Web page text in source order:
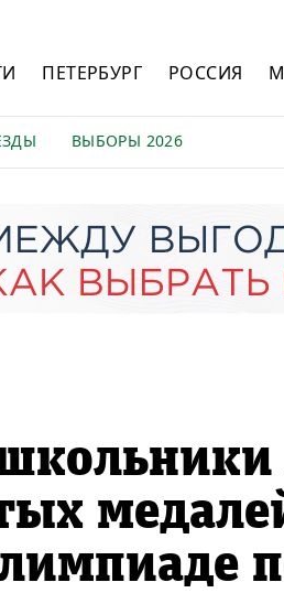
ПЕТЕРБУРГ РОССИЯ
ВЫБОРЫ 2026